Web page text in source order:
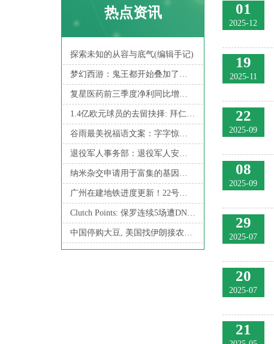
热点资讯
探索未知的从容与底气(编辑手记)
梦幻西游：鬼王都开始叠加了，两个完全一样的怪战在了一起
复星医药前三季度净利同比增长25.5% 创新药品收入超67亿元
1.4亿欧元球员的去留抉择: 拜仁和曼城谁能笑到
谷雨最美祝福语文案：字字惊艳，句句封神：
退役军人事务部：退役军人安置率等约束性指标如期实现
纳米杂交申请用于富集的基因组区的天然链测序的方法专利, 检测多核苷酸中的碱基修饰诸如甲基化判读
广州在建地铁进度更新！22号线后通段“电通”
Clutch Points: 保罗连续5场遭DNP+数据全面生涯新低
中国停购大豆, 美国找伊朗接农产品盘, 这如意算盘打得通?
01
2025-12
19
2025-11
22
2025-09
08
2025-09
29
2025-07
20
2025-07
21